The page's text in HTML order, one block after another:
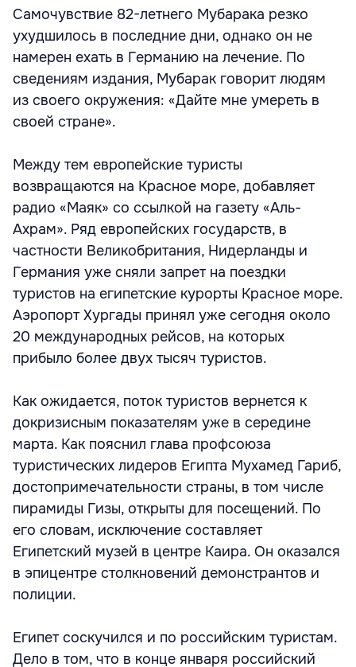
Самочувствие 82-летнего Мубарака резко
ухудшилось в последние дни, однако он не
намерен ехать в Германию на лечение. По
сведениям издания, Мубарак говорит людям
из своего окружения: «Дайте мне умереть в
своей стране».
Между тем европейские туристы
возвращаются на Красное море, добавляет
радио «Маяк» со ссылкой на газету «Аль-
Ахрам». Ряд европейских государств, в
частности Великобритания, Нидерланды и
Германия уже сняли запрет на поездки
туристов на египетские курорты Красное море.
Аэропорт Хургады принял уже сегодня около
20 международных рейсов, на которых
прибыло более двух тысяч туристов.
Как ожидается, поток туристов вернется к
докризисным показателям уже в середине
марта. Как пояснил глава профсоюза
туристических лидеров Египта Мухамед Гариб,
достопримечательности страны, в том числе
пирамиды Гизы, открыты для посещений. По
его словам, исключение составляет
Египетский музей в центре Каира. Он оказался
в эпицентре столкновений демонстрантов и
полиции.
Египет соскучился и по российским туристам.
Дело в том, что в конце января российский